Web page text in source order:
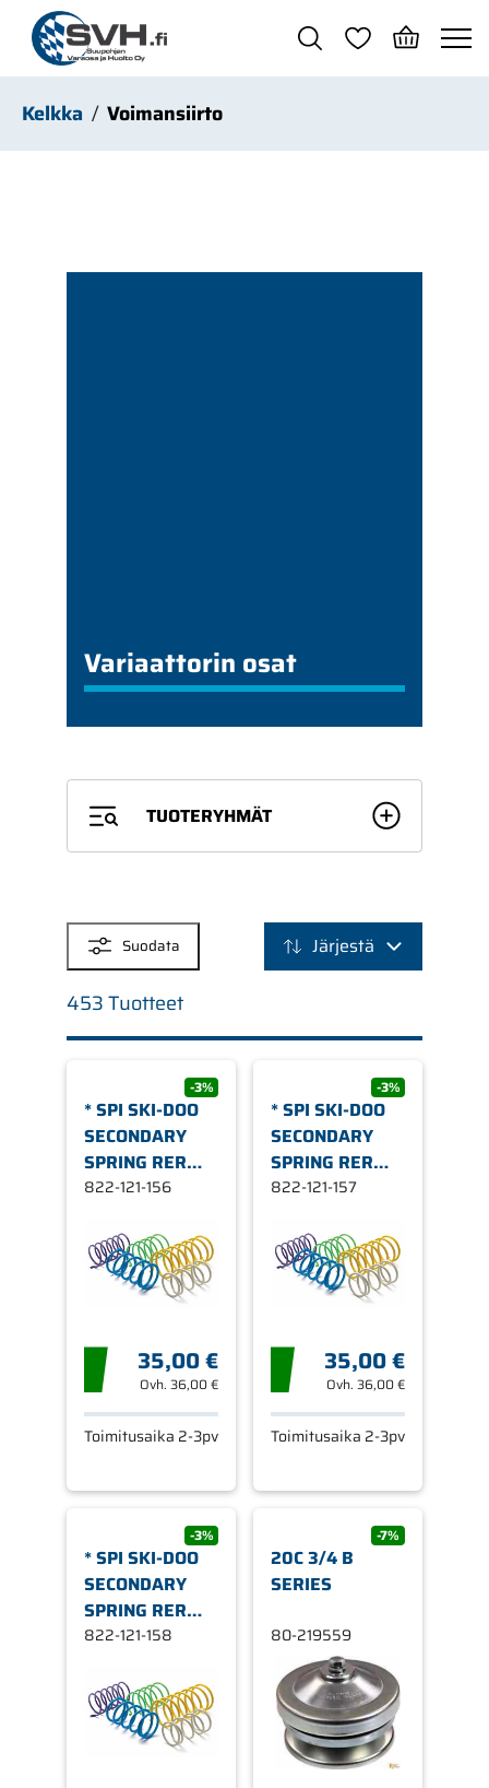
Siirry pääsisältöön
Kelkka Voimansiirto
Variaattorin osat
TUOTERYHMÄT
Suodata Järjestä
453 Tuotteet
-3%
* SPI SKI-DOO
SECONDARY
SPRING RER
165-3
822-121-156
35,00 €
Ovh. 36,00 €
Toimitusaika 2-3pv
-3%
* SPI SKI-DOO
SECONDARY
SPRING RER
185-3
822-121-157
35,00 €
Ovh.36,00 €
Toimitusaika 2-3pv
-3%
* SPI SKI-DOO
SECONDARY
SPRING RER
215-3
822-121-158
-7%
20C 3/4 B
SERIES
80-219559